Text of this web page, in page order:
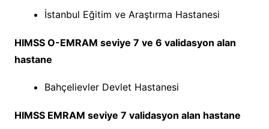
İstanbul Eğitim ve Araştırma Hastanesi
HIMSS O-EMRAM seviye 7 ve 6 validasyon alan
hastane
Bahçelievler Devlet Hastanesi
HIMSS EMRAM seviye 7 validasyon alan hastane